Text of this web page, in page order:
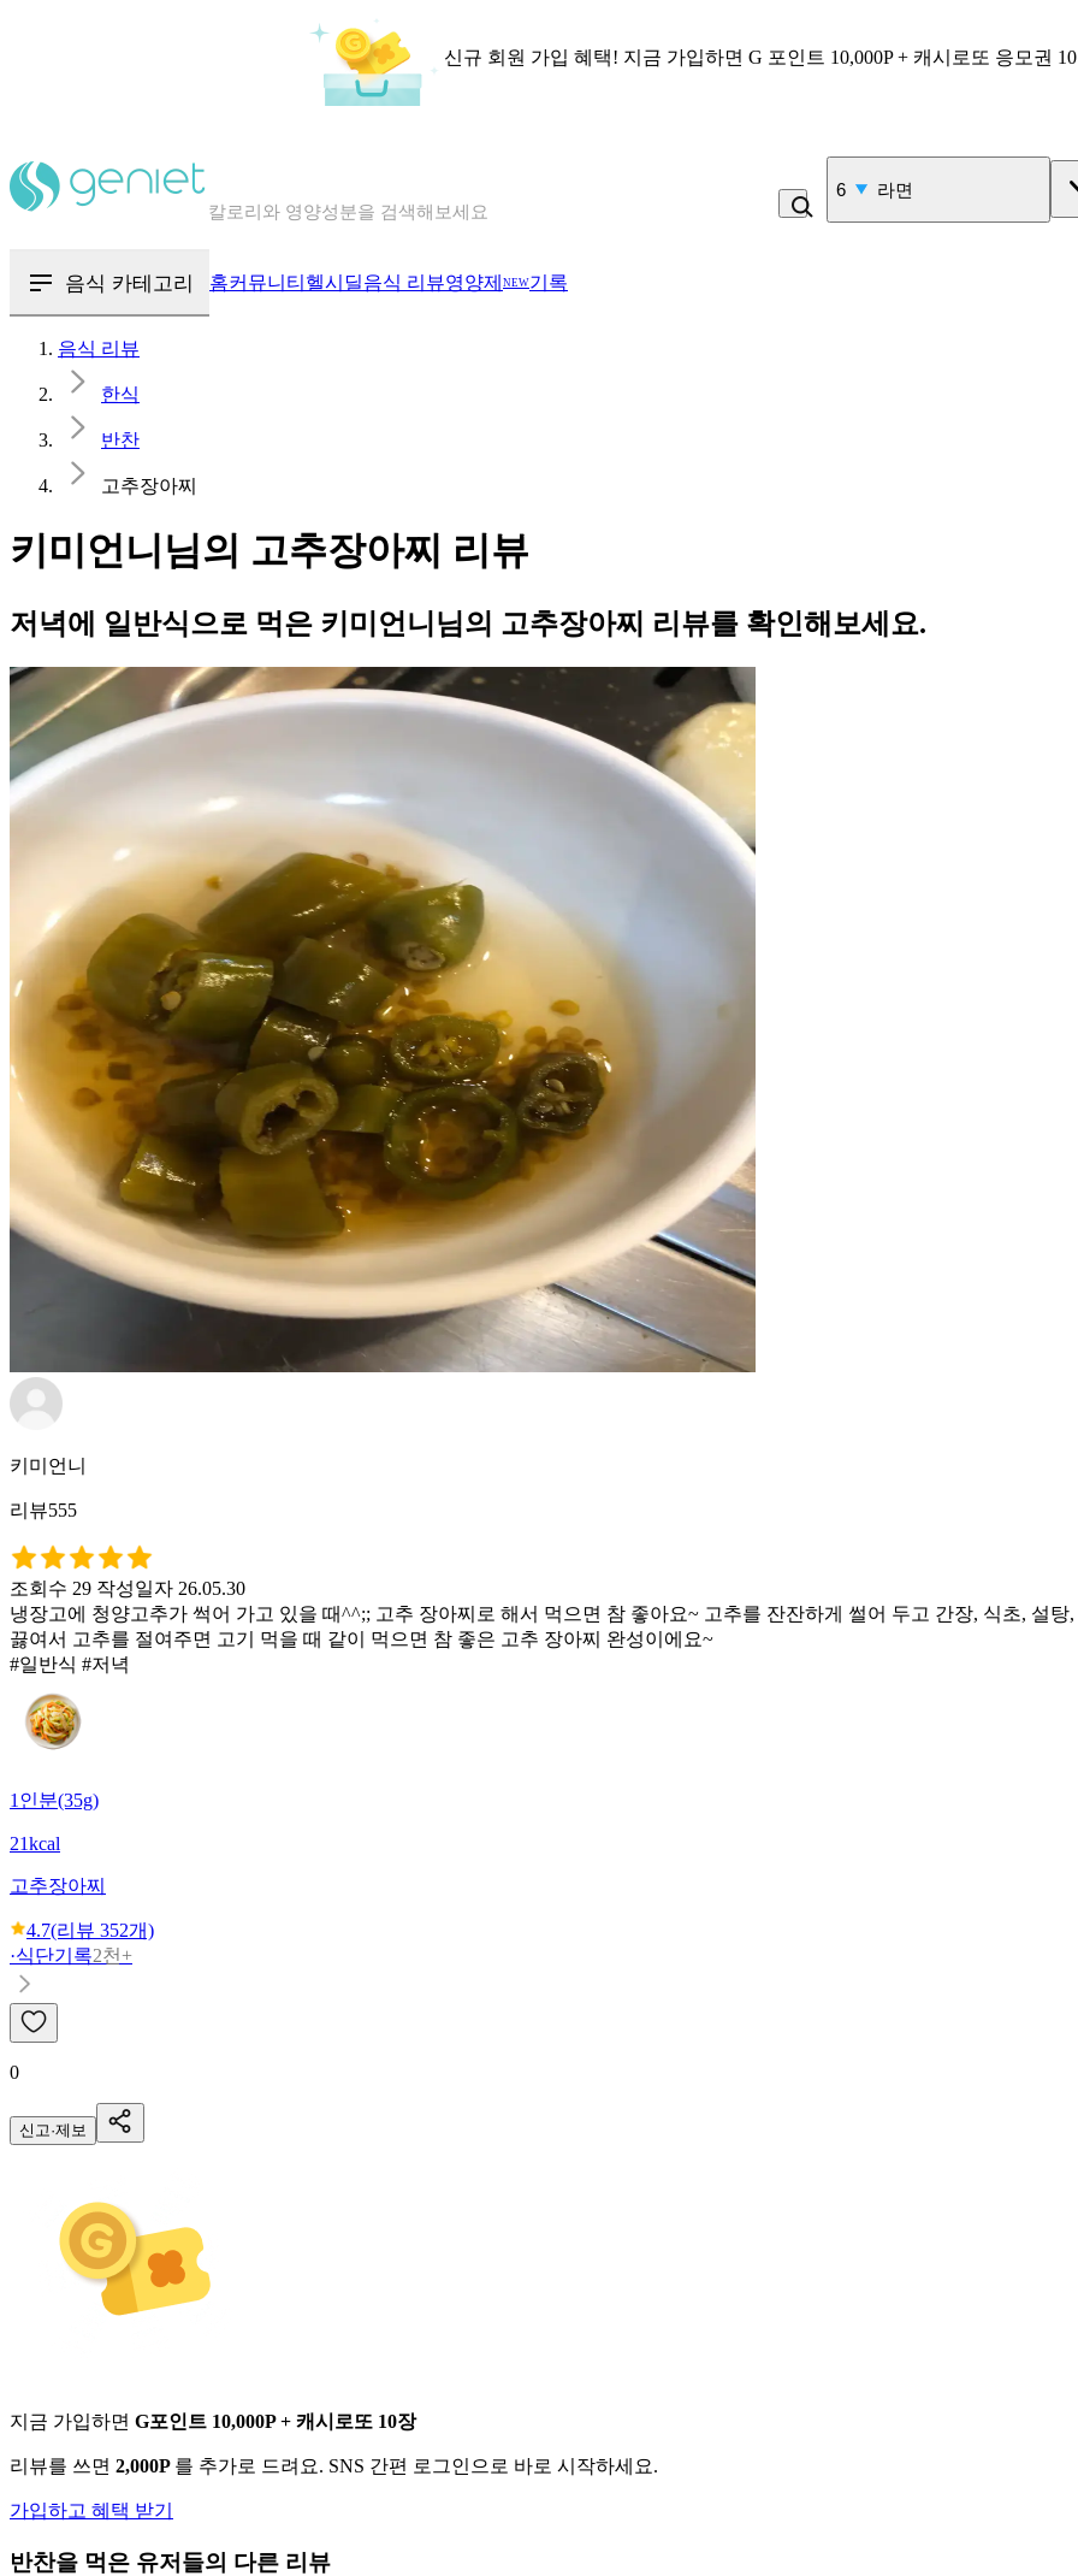
신규 회원 가입 혜택! 지금 가입하면 G 포인트 10,000P + 캐시로또 응모권
혈당 · 다이어트 음식 검색해보세요
7 커피
음식 카테고리 홈커뮤니티 헬시딜음식 리뷰영양제 NEW기록
음식 리뷰
한식
반찬
고추장아찌
키미언니님의 고추장아찌 리뷰
저녁에 일반식으로 먹은 키미언니님의 고추장아찌 리뷰를 확인해보세요.
키미언니
리뷰555
조회수 29 작성일자 26.05.30
냉장고에 청양고추가 썩어 가고 있을 때^^;; 고추 장아찌로 해서 먹으면 참 좋아요~ 고추를 잔잔하게 썰어 두고 간장, 식초, 설
끓여서 고추를 절여주면 고기 먹을 때 같이 먹으면 참 좋은 고추 장아찌 완성이에요~
#일반식 #저녁
1인분(35g)
21kcal
고추장아찌
4.7(리뷰 352개)
·식단기록2천+
0
신고·제보
지금 가입하면 G포인트 10,000P + 캐시로또 10장
리뷰를 쓰면 2,000P 를 추가로 드려요. SNS 간편 로그인으로 바로 시작하세요.
가입하고 혜택 받기
반찬을 먹은 유저들의 다른 리뷰